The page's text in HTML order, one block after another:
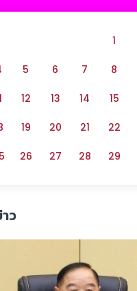
1
5 6 7 8
12 13 14 15
19 20 21 22
26 27 28 29
ว